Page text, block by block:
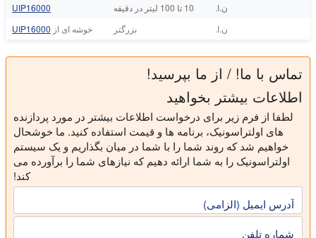
ن.ا.
10 تا 100 لیتر در دقیقه
UIP16000
ن.ا.
بزرگتر خوشه ای از UIP16000
تماس با ما! / از ما بپرسید!
اطلاعات بیشتر بخواهید
لطفا از فرم زیر برای درخواست اطلاعات بیشتر در مورد پردازنده
های اولتراسونیک، برنامه ها و قیمت استفاده کنید. ما خوشحال
خواهیم شد که روند شما را با شما در میان بگذاریم و یک سیستم
اولتراسونیک را به شما ارائه دهیم که نیازهای شما را برآورده می
کند!
آدرس ایمیل (الزامی)
شماره تلفن